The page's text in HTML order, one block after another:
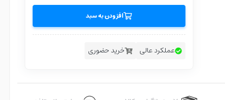
افزودن به سبد
عملکرد عالی خرید حضوری